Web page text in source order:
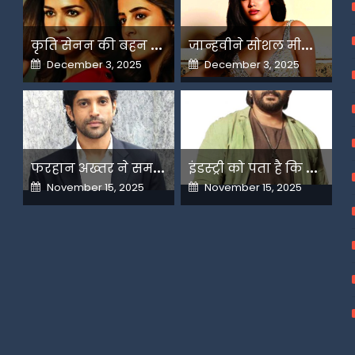
क
ृति सेनन की बहन नूपुर अगले महीने करेंगी डेस्टिनेशन मैरिज
Posted
on
December 3, 2025
ज
ान्हवीने सोशल मीडियापर उठाये सवाल
Posted
on
December 3, 2025
फ
रहान अख्तर ने समझाया देशभक्ति और अंधभक्ति का फर्क
Posted
on
November 15, 2025
इ
ंडस्ट्री को पता है कि मैं कहीं नहीं जाने वाला-अरशद वारसी
Posted
on
November 15, 2025